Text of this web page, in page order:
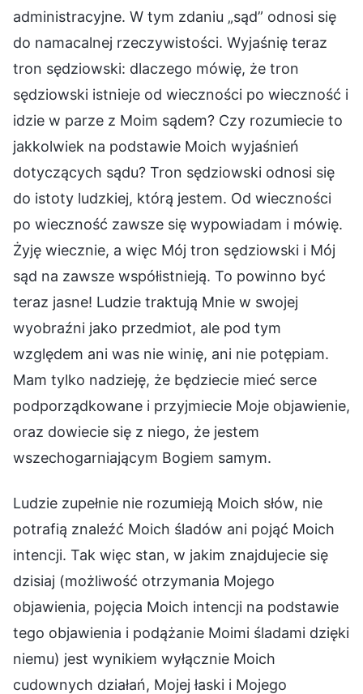
administracyjne. W tym zdaniu „sąd” odnosi się
do namacalnej rzeczywistości. Wyjaśnię teraz
tron sędziowski: dlaczego mówię, że tron
sędziowski istnieje od wieczności po wieczność i
idzie w parze z Moim sądem? Czy rozumiecie to
jakkolwiek na podstawie Moich wyjaśnień
dotyczących sądu? Tron sędziowski odnosi się
do istoty ludzkiej, którą jestem. Od wieczności
po wieczność zawsze się wypowiadam i mówię.
Żyję wiecznie, a więc Mój tron sędziowski i Mój
sąd na zawsze współistnieją. To powinno być
teraz jasne! Ludzie traktują Mnie w swojej
wyobraźni jako przedmiot, ale pod tym
względem ani was nie winię, ani nie potępiam.
Mam tylko nadzieję, że będziecie mieć serce
podporządkowane i przyjmiecie Moje objawienie,
oraz dowiecie się z niego, że jestem
wszechogarniającym Bogiem samym.
Ludzie zupełnie nie rozumieją Moich słów, nie
potrafią znaleźć Moich śladów ani pojąć Moich
intencji. Tak więc stan, w jakim znajdujecie się
dzisiaj (możliwość otrzymania Mojego
objawienia, pojęcia Moich intencji na podstawie
tego objawienia i podążanie Moimi śladami dzięki
niemu) jest wynikiem wyłącznie Moich
cudownych działań, Mojej łaski i Mojego